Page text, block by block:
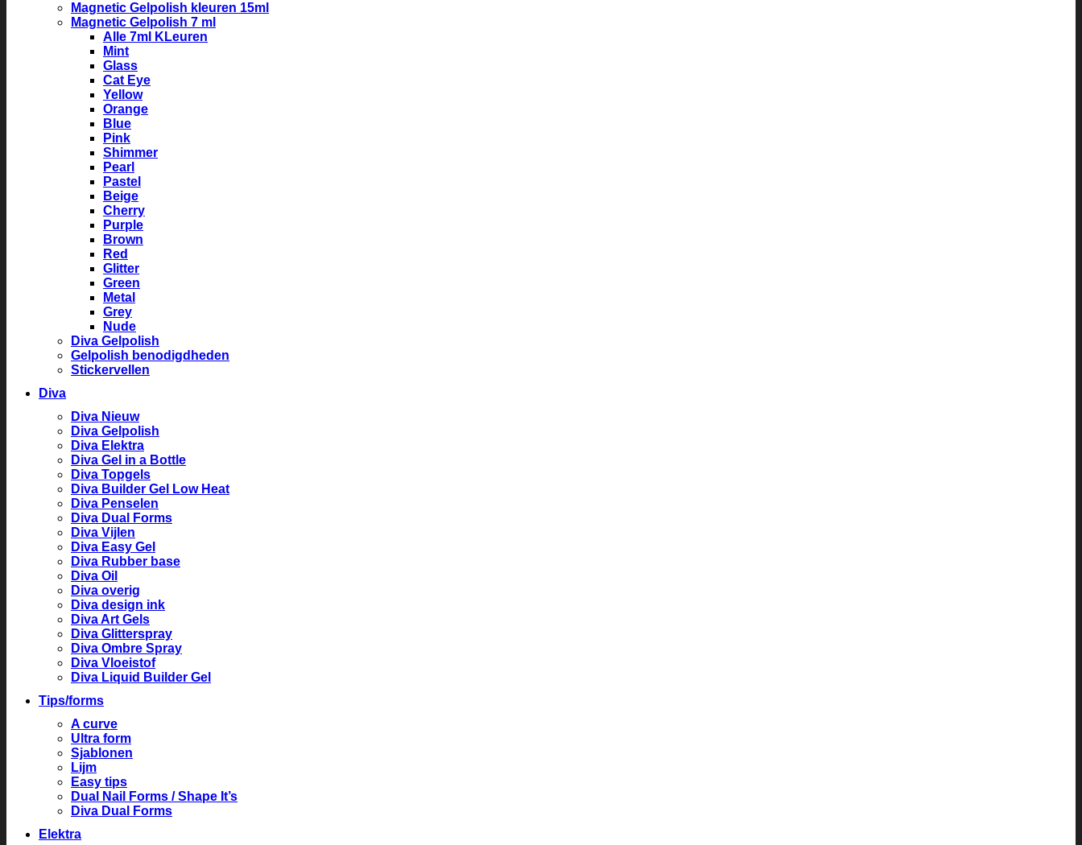
Magnetic Gelpolish kleuren 15ml
Magnetic Gelpolish 7 ml
Alle 7ml KLeuren
Mint
Glass
Cat Eye
Yellow
Orange
Blue
Pink
Shimmer
Pearl
Pastel
Beige
Cherry
Purple
Brown
Red
Glitter
Green
Metal
Grey
Nude
Diva Gelpolish
Gelpolish benodigdheden
Stickervellen
Diva
Diva Nieuw
Diva Gelpolish
Diva Elektra
Diva Gel in a Bottle
Diva Topgels
Diva Builder Gel Low Heat
Diva Penselen
Diva Dual Forms
Diva Vijlen
Diva Easy Gel
Diva Rubber base
Diva Oil
Diva overig
Diva design ink
Diva Art Gels
Diva Glitterspray
Diva Ombre Spray
Diva Vloeistof
Diva Liquid Builder Gel
Tips/forms
A curve
Ultra form
Sjablonen
Lijm
Easy tips
Dual Nail Forms / Shape It’s
Diva Dual Forms
Elektra